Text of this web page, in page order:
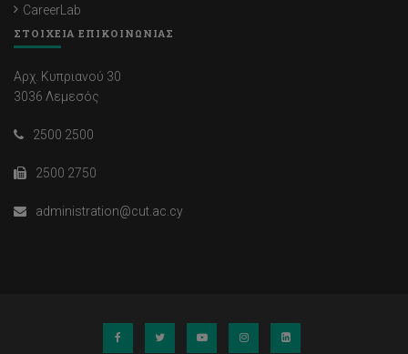
CareerLab
ΣΤΟΙΧΕΙΑ ΕΠΙΚΟΙΝΩΝΙΑΣ
Αρχ. Κυπριανού 30
3036 Λεμεσός
2500 2500
2500 2750
administration@cut.ac.cy